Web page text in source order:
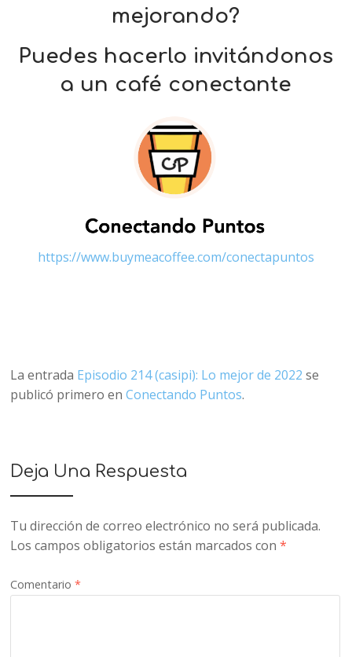
mejorando?
Puedes hacerlo invitándonos
a un café conectante
https://www.buymeacoffee.com/conectapuntos
La entrada Episodio 214 (casipi): Lo mejor de 2022 se
publicó primero enConectando Puntos.
Deja Una Respuesta
Tu dirección de correo electrónico no será publicada.
Los campos obligatorios están marcados con*
Comentario*